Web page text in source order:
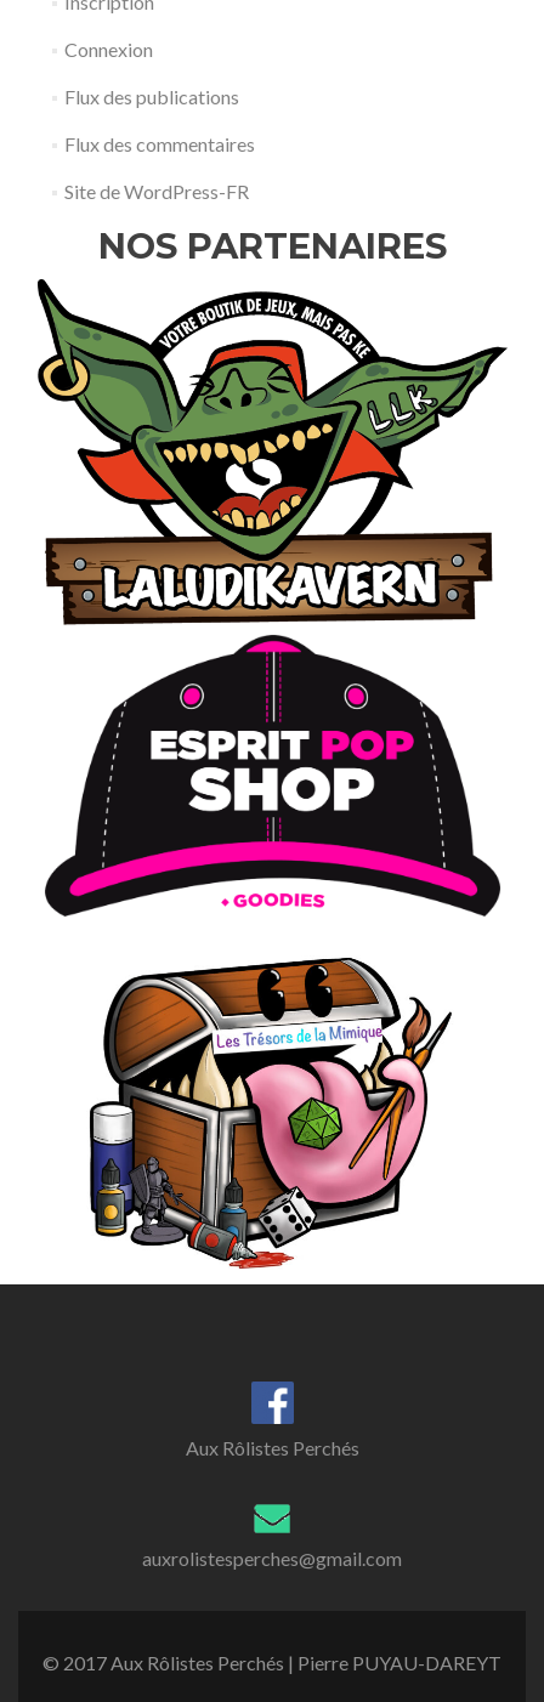
Connexion
Flux des publications
Flux des commentaires
Site de WordPress-FR
NOS PARTENAIRES
Aux Rôlistes Perchés
auxrolistesperches@gmail.com
© 2017 Aux Rôlistes Perchés | Pierre PUYAU-DAREYT